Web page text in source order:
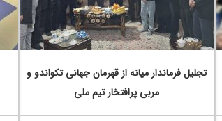
تجلیل فرماندار میانه از قهرمان جهانی تکواندو و
مربی پرافتخار تیم ملی